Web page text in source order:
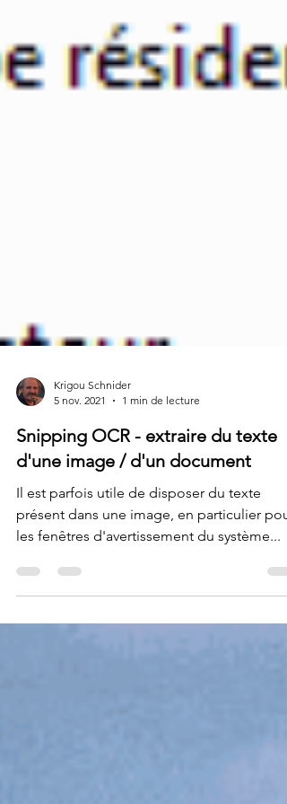
Krigou Schnider
5 nov. 2021
1 min de lecture
Snipping OCR - extraire du texte
d'une image / d'un document
Il est parfois utile de disposer du texte
les fenêtres d'avertissement du système...